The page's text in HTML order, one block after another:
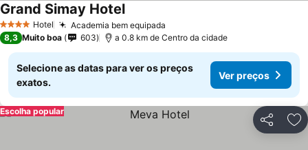
4 EstrelasHotel Academia bem equipada
Grand Simay HotelVer preços
8,3 Muito boa 603 a 0.8 km de Centro da cidade
Selecione as datas para ver os preços
exatos.
Ver preços
Partilhar
Escolha popular